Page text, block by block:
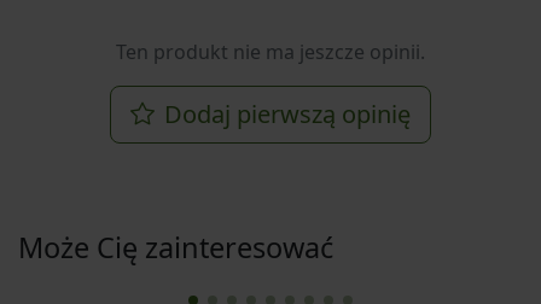
Ten produkt nie ma jeszcze opinii.
Dodaj pierwszą opinię
Może Cię zainteresować